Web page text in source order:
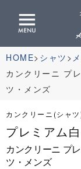
HOME シャツ
カンクリーニ プ
ツ・メンズ
カンクリーニ(シャ
プレミアム
カンクリーニ プ
ツ・メンズ